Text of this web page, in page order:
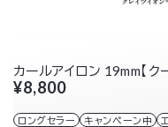
カールアイロン 19mm【ク
¥8,800
ロングセラー キャンペーン中